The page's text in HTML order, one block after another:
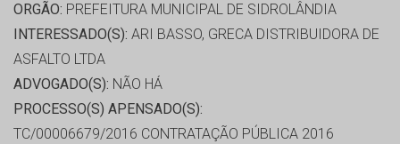
ORGÃO: PREFEITURA MUNICIPAL DE SIDROLÂNDIA
INTERESSADO(S): ARI BASSO, GRECA DISTRIBUIDORA DE
ASFALTO LTDA
ADVOGADO(S): NÃO HÁ
PROCESSO(S) APENSADO(S):
TC/00006679/2016 CONTRATAÇÃO PÚBLICA 2016